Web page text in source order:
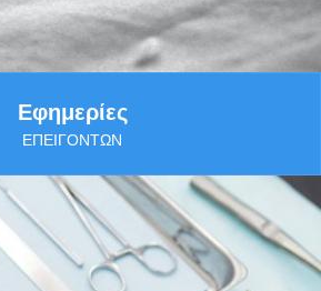
Εφημερίες
ΕΠΕΙΓΌΝΤΩΝ
Περισσότερα